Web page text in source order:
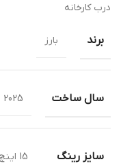
درب کارخانه
برند بارز
سال ساخت 2025
سایز رینگ 15 اینچ